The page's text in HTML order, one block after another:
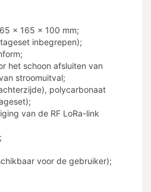
x 165 x 100 mm;
inbegrepen);
het schoon afsluiten van
stroomuitval;
polycarbonaat
van de RF LoRa-link
voor de gebruiker);